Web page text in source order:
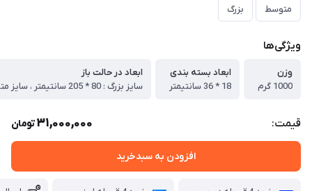
متوسط بزرگ
ویژگی‌ها
وزن
1000 گرم
ابعاد بسته بندی
18 * 36 سانتیمتر
ابعاد در حالت باز
قیمت: 31,000,000تومان
افزودن به سبدخرید